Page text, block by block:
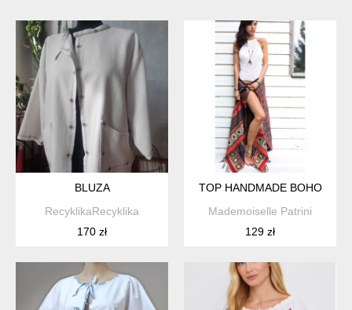
BLUZA
RecyklikaRecyklika
170 zł
TOP HANDMADE BOHO
Mademoiselle Patrini
129 zł